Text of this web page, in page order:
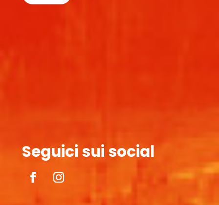
Seguici sui social